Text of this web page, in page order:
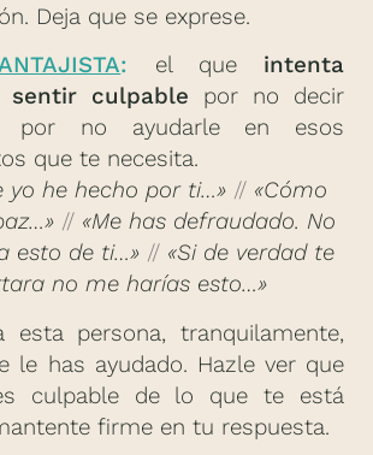
Deja que se exprese.
: el que intenta
sentir culpable por no decir
por no ayudarle en esos
que te necesita.
yo he hecho por ti…» // «Cómo
// «Me has defraudado. No
esto de ti…» // «Si de verdad te
no me harías esto…»
esta persona, tranquilamente,
le has ayudado. Hazle ver que
culpable de lo que te está
firme en tu respuesta.